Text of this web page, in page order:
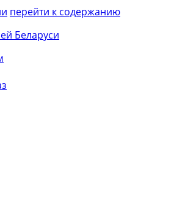
перейти к содержанию
Беларуси